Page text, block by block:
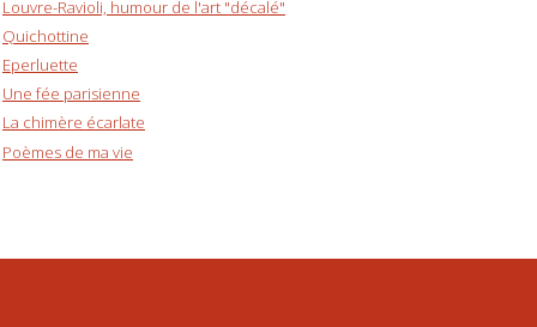
Louvre-Ravioli, humour de l'art "décalé"
Quichottine
Eperluette
Une fée parisienne
La chimère écarlate
Poèmes de ma vie